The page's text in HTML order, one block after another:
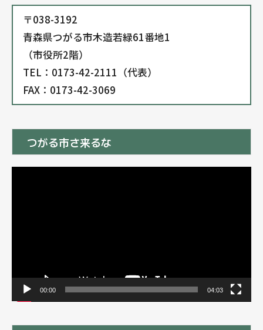
〒038-3192
青森県つがる市木造若緑61番地1
（市役所2階）
TEL：0173-42-2111（代表）
FAX：0173-42-3069
つがる市さ来るな
動
00:00 04:03